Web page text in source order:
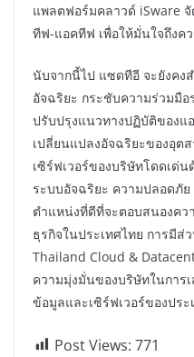
แพลตฟอร์มคลาวด์ iSware
ทีฟ-แอคทีฟ เพื่อให้มั่นใจถึงค
นับจากนี้ไป แซดทีอี จะยังคง
อัจฉริยะ กระชับความร่วมมื
ปรับปรุงแนวทางปฏิบัติของแ
เปลี่ยนแปลงอัจฉริยะของอุ
เซิร์ฟเวอร์ของบริษัทโดดเด่
ระบบอัจฉริยะ ความปลอดภั
ตำแหน่งที่ดีที่จะตอบสนองคว
ธุรกิจในประเทศไทย การมี
Thailand Cloud &
ความมุ่งมั่นของบริษัทในการ
ข้อมูลและเซิร์ฟเวอร์ของประ
Post Views: 771